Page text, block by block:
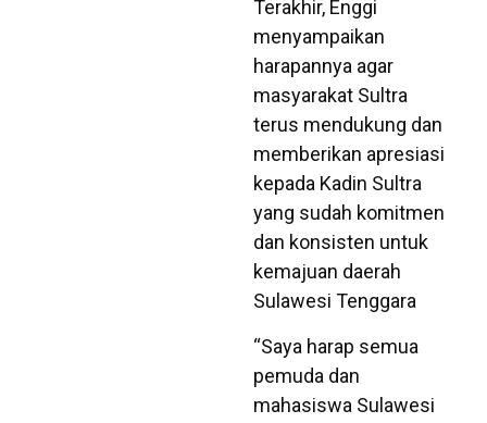
Terakhir, Enggi
menyampaikan
harapannya agar
masyarakat Sultra
terus mendukung dan
memberikan apresiasi
kepada Kadin Sultra
yang sudah komitmen
dan konsisten untuk
kemajuan daerah
Sulawesi Tenggara
“Saya harap semua
pemuda dan
mahasiswa Sulawesi